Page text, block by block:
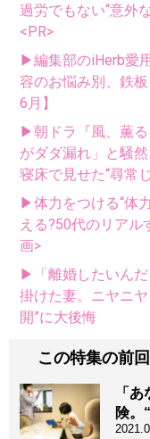
過労でもない“意外
<PR>
▶編集部のiHerb愛
容のお悩み別、鉄
6月】
▶朝ドラ『風、薫
がダダ漏れ」と騒
寝床で見せた“尋常
▶体力をつける“体
える?50代のリアル
画>
▶「離婚したいんだ
掛けた妻。ニヤニ
開”に大後悔
この特集の前
「
険。